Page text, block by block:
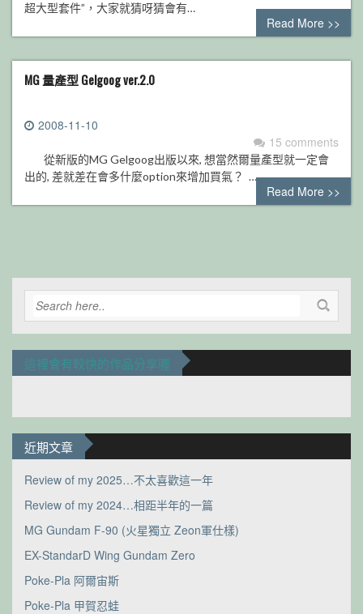
超大型套件”，大家就猜呀猜會有…
Read More >>
MG 量產型 Gelgoog ver.2.0
2008-11-10
15 comments
從新版的MG Gelgoog出版以來, 想當然爾量產型就一定會
出的, 差就差在會多什麼option來增加買氣？ …
Read More >>
這裡會有較快的作品分享喔
近期文章
Review of my 2025…不太喜歡這一年
Review of my 2024…相距半年的一篇
MG Gundam F-90 (火星獨立 Zeon軍仕樣)
EX-StandarD Wing Gundam Zero
Poke-Pla 阿爾宙斯
Poke-Pla 甲賀忍蛙